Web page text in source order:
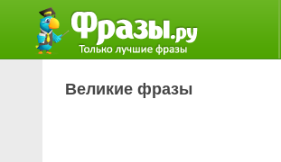
Великие фразы